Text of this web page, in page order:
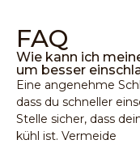
FAQ
Wie kann ich
um besser
Eine angenehme
dass du schneller
Stelle sicher, dass
kühl ist. Vermeide